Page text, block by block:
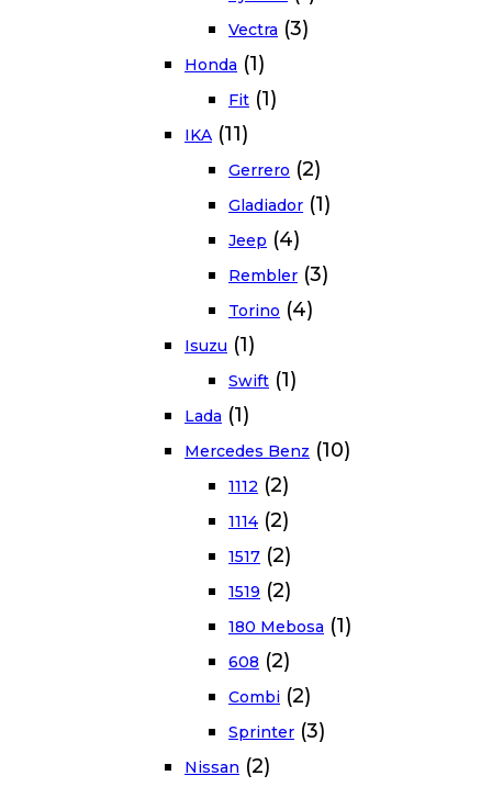
Vectra (3)
Honda (1)
Fit (1)
IKA (11)
Gerrero (2)
Gladiador (1)
Jeep (4)
Rembler (3)
Torino (4)
Isuzu (1)
Swift (1)
Lada (1)
Mercedes Benz (10)
1112 (2)
1114 (2)
1517 (2)
1519 (2)
180 Mebosa (1)
608 (2)
Combi (2)
Sprinter (3)
Nissan (2)